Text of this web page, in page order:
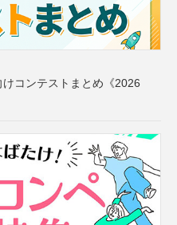
コンテストまとめ《2026